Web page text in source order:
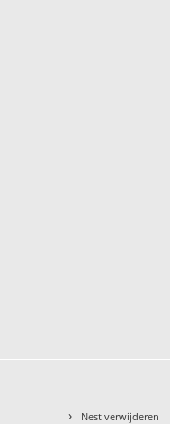
› Nest verwijderen